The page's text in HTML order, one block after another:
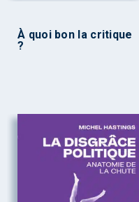
À quoi bon la critique
?